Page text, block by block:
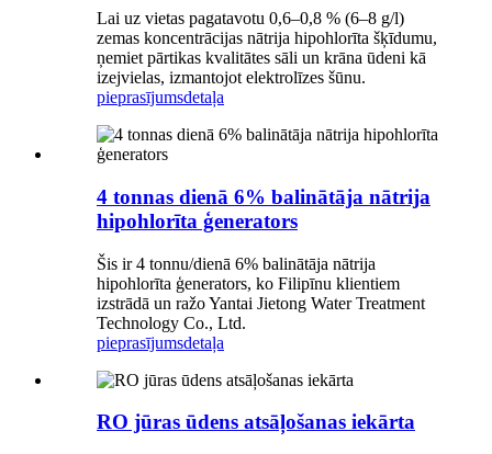
Lai uz vietas pagatavotu 0,6–0,8 % (6–8 g/l)
zemas koncentrācijas nātrija hipohlorīta šķīdumu,
ņemiet pārtikas kvalitātes sāli un krāna ūdeni kā
izejvielas, izmantojot elektrolīzes šūnu.
pieprasījumsdetaļa
4 tonnas dienā 6% balinātāja nātrija
hipohlorīta ģenerators
Šis ir 4 tonnu/dienā 6% balinātāja nātrija
hipohlorīta ģenerators, ko Filipīnu klientiem
izstrādā un ražo Yantai Jietong Water Treatment
Technology Co., Ltd.
pieprasījumsdetaļa
RO jūras ūdens atsāļošanas iekārta